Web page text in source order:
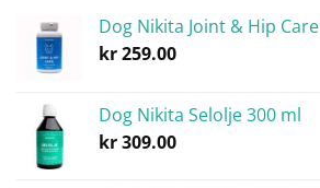
Dog Nikita Joint & Hip
kr259.00
Dog Nikita Selolje 300 ml
kr309.00